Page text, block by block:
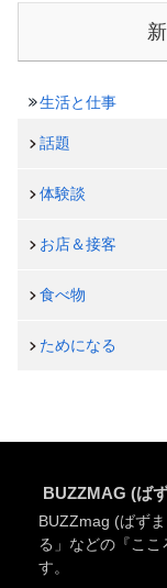
生活と仕事
話題
体験談
お店＆接客
食べ物
ためになる
BUZZMAG (ば
BUZZmag (ばず
る」などの『こ
す。